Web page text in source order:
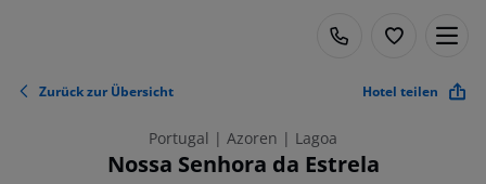
Zurück zur Übersicht Hotel teilen
Portugal | Azoren | Lagoa
Nossa Senhora da Estrela